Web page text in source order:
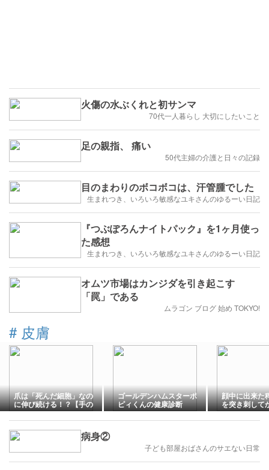
火傷の水ぶくれと初サンマ
70代一人暮らし 大切にしたいこと
足の親指、 痛い
50代主婦の介護と日々の記録
目のまわりのボコボコは、汗管腫でした
生まれつき、いろいろ敏感なユキさんのゆるーい日記
『つぶぽろんナイトパック』を1ヶ月使っ
た感想
生まれつき、いろいろ敏感なユキさんのゆるーい日記
オムツ市場はカンジダを引き起こす
「罠」である
ムラゴン ブログ 始め TOKYO!
# 皮膚
爪は「死んだ細胞」なの
に伸び続ける！？【手の
爪は足の爪の2倍伸びる】
ゴールデンハムスターポ
ピィくんの健康診断
顔中に出来た
を突き刺し
病身②
子ども部屋おばさんのサエない日常